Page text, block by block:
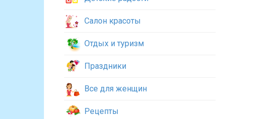
Салон красоты
Отдых и туризм
Праздники
Все для женщин
Рецепты